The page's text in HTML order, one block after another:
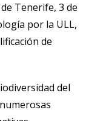
Tenerife, 3 de
por la ULL,
de
del